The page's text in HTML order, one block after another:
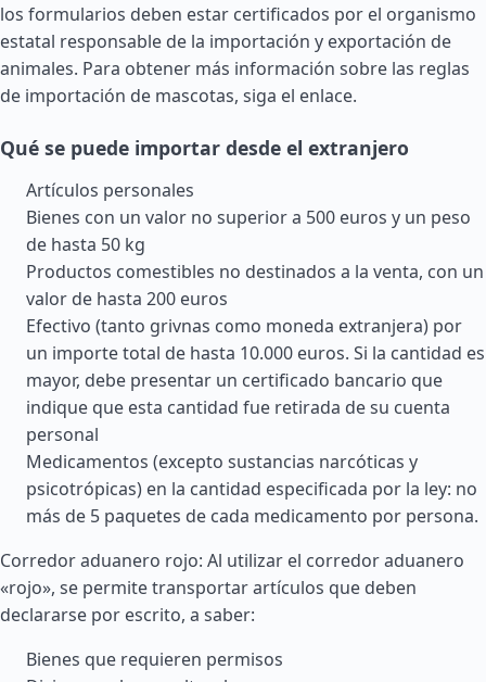
los formularios deben estar certificados por el organismo
estatal responsable de la importación y exportación de
animales. Para obtener más información sobre las reglas
de importación de mascotas, siga el enlace.
Qué se puede importar desde el extranjero
Artículos personales
Bienes con un valor no superior a 500 euros y un peso
de hasta 50 kg
Productos comestibles no destinados a la venta, con un
valor de hasta 200 euros
Efectivo (tanto grivnas como moneda extranjera) por
un importe total de hasta 10.000 euros. Si la cantidad es
mayor, debe presentar un certificado bancario que
indique que esta cantidad fue retirada de su cuenta
personal
Medicamentos (excepto sustancias narcóticas y
psicotrópicas) en la cantidad especificada por la ley: no
más de 5 paquetes de cada medicamento por persona.
Corredor aduanero rojo: Al utilizar el corredor aduanero
«rojo», se permite transportar artículos que deben
declararse por escrito, a saber:
Bienes que requieren permisos